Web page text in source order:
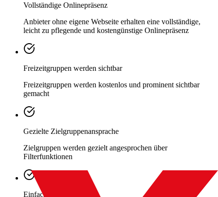
Vollständige Onlinepräsenz
Anbieter ohne eigene Webseite erhalten eine vollständige,
leicht zu pflegende und kostengünstige Onlinepräsenz
Freizeitgruppen werden sichtbar
Freizeitgruppen werden kostenlos und prominent sichtbar
gemacht
Gezielte Zielgruppenansprache
Zielgruppen werden gezielt angesprochen über
Filterfunktionen
Einfache Pflege